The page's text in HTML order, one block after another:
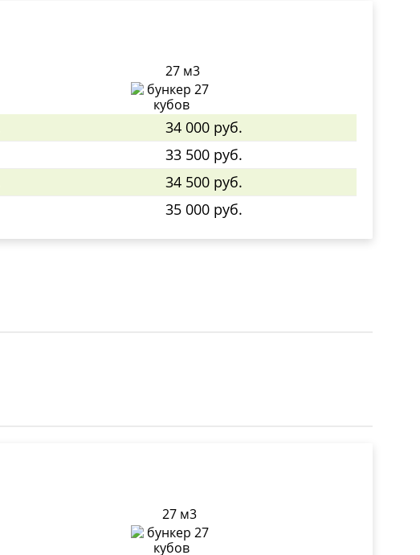
27 м3
34 000 руб.
33 500 руб.
34 500 руб.
35 000 руб.
27 м3